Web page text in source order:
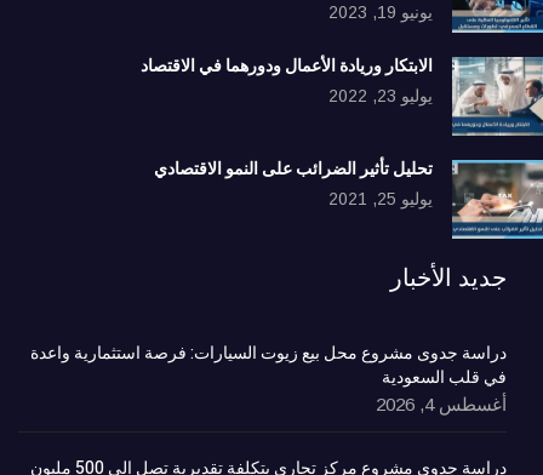
يونيو 19, 2023
الابتكار وريادة الأعمال ودورهما في الاقتصاد
يوليو 23, 2022
تحليل تأثير الضرائب على النمو الاقتصادي
يوليو 25, 2021
جديد الأخبار
دراسة جدوى مشروع محل بيع زيوت السيارات: فرصة استثمارية واعدة
في قلب السعودية
أغسطس 4, 2026
دراسة جدوى مشروع مركز تجاري بتكلفة تقديرية تصل إلى 500 مليون